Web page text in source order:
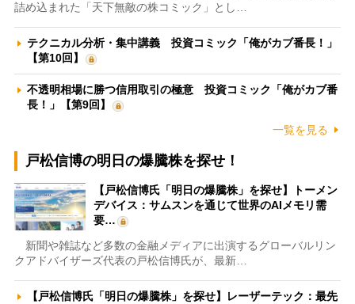
詰め込まれた「天下無敵の株コミック」とし…
テクニカル分析・集中講義 投資コミック「俺がカブ番長！」
【第10回】
不透明相場に勝つ信用取引の極意 投資コミック「俺がカブ番
長！」【第9回】
一覧を見る
戸松信博の明日の爆騰株を探せ！
【戸松信博氏「明日の爆騰株」を探せ】トーメン
デバイス：サムスンを通じて世界のAIメモリ需
要…
新聞や雑誌など多数の金融メディアに出演するグローバルリン
クアドバイザーズ代表の戸松信博氏が、最新…
【戸松信博氏「明日の爆騰株」を探せ】レーザーテック：最先